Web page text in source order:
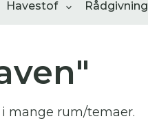
Havestof Rådgivning
0 resultater
mange rum/temaer.